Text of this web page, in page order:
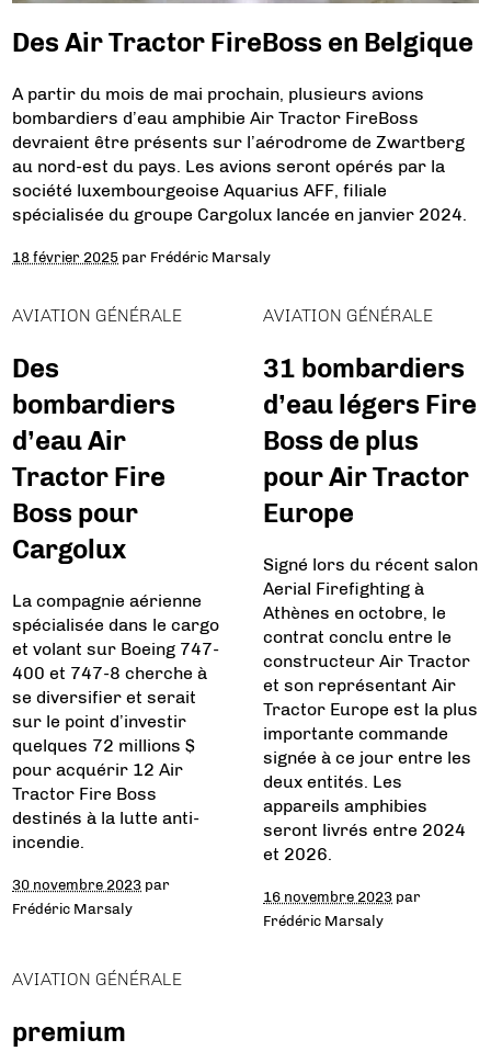
Des Air Tractor FireBoss en Belgique
A partir du mois de mai prochain, plusieurs avions
bombardiers d’eau amphibie Air Tractor FireBoss
devraient être présents sur l’aérodrome de Zwartberg
au nord-est du pays. Les avions seront opérés par la
société luxembourgeoise Aquarius AFF, filiale
spécialisée du groupe Cargolux lancée en janvier 2024.
18 février 2025 par Frédéric Marsaly
AVIATION GÉNÉRALE
Des
bombardiers
d’eau Air
Tractor Fire
Boss pour
Cargolux
La compagnie aérienne
spécialisée dans le cargo
et volant sur Boeing 747-
400 et 747-8 cherche à
se diversifier et serait
sur le point d’investir
quelques 72 millions $
pour acquérir 12 Air
Tractor Fire Boss
destinés à la lutte anti-
incendie.
30 novembre 2023 par
Frédéric Marsaly
AVIATION GÉNÉRALE
31 bombardiers
d’eau légers Fire
Boss de plus
pour Air Tractor
Europe
Signé lors du récent salon
Aerial Firefighting à
Athènes en octobre, le
contrat conclu entre le
constructeur Air Tractor
et son représentant Air
Tractor Europe est la plus
importante commande
signée à ce jour entre les
deux entités. Les
appareils amphibies
seront livrés entre 2024
et 2026.
16 novembre 2023 par
Frédéric Marsaly
AVIATION GÉNÉRALE
premium